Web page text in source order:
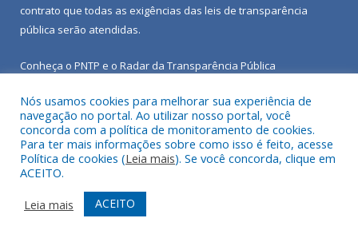
contrato que todas as exigências das leis de transparência
pública serão atendidas.
Conheça o PNTP e o Radar da Transparência Pública
Todos os direitos reservados a Câmara Municipal de Porto de
Moz.
Mapa do Site
Acessar Área Administrativa
Acessar Webmail
Nós usamos cookies para melhorar sua experiência de
navegação no portal. Ao utilizar nosso portal, você
concorda com a política de monitoramento de cookies.
Para ter mais informações sobre como isso é feito, acesse
Política de cookies (Leia mais). Se você concorda, clique em
ACEITO.
Leia mais
ACEITO